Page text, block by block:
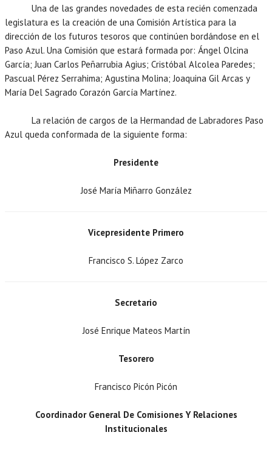
Una de las grandes novedades de esta recién comenzada
legislatura es la creación de una Comisión Artística para la
dirección de los futuros tesoros que continúen bordándose en el
Paso Azul. Una Comisión que estará formada por: Ángel Olcina
García; Juan Carlos Peñarrubia Agius; Cristóbal Alcolea Paredes;
Pascual Pérez Serrahima; Agustina Molina; Joaquina Gil Arcas y
María Del Sagrado Corazón García Martínez.
La relación de cargos de la Hermandad de Labradores Paso
Azul queda conformada de la siguiente forma:
Presidente
José María Miñarro González
Vicepresidente Primero
Francisco S. López Zarco
Secretario
José Enrique Mateos Martín
Tesorero
Francisco Picón Picón
Coordinador General De Comisiones Y Relaciones
Institucionales